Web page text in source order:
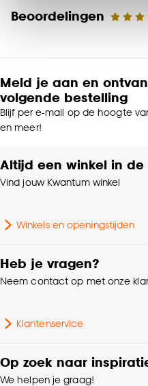
Klik op ‘Ja, alles
van alle cookies, of klik
accepteren door op
klikken.
Goed om te weten is dat
cookieverklaring .
Materiaal
Geschikt voor ruimte
Samenstelling
Geschikt voor
Breedte Vloerkleed
Lengte Vloerkleed
Beoordelingen
Meld je aan en
volgende bestelling
Blijf per e-mail op de hoogte
en meer!
Altijd een winkel in de
Vind jouw Kwantum winkel
Winkels en openingstijden
Heb je vragen?
Neem contact op met onze
Klantenservice
Op zoek naar
We helpen je graag!